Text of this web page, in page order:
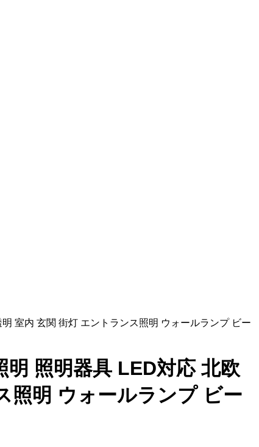
室内 玄関 街灯 エントランス照明 ウォールランプ ビー
照明器具 LED対応 北欧
照明 ウォールランプ ビー